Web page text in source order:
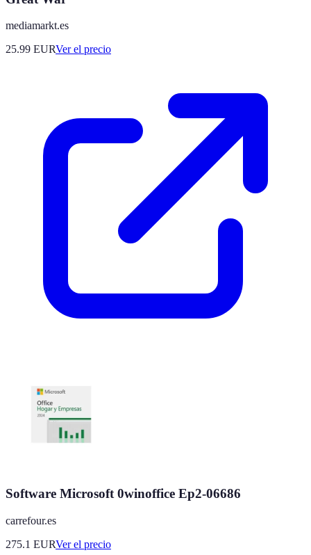
mediamarkt.es
25.99 EURVer el precio
Software Microsoft 0winoffice Ep2-06686
carrefour.es
275.1 EURVer el precio